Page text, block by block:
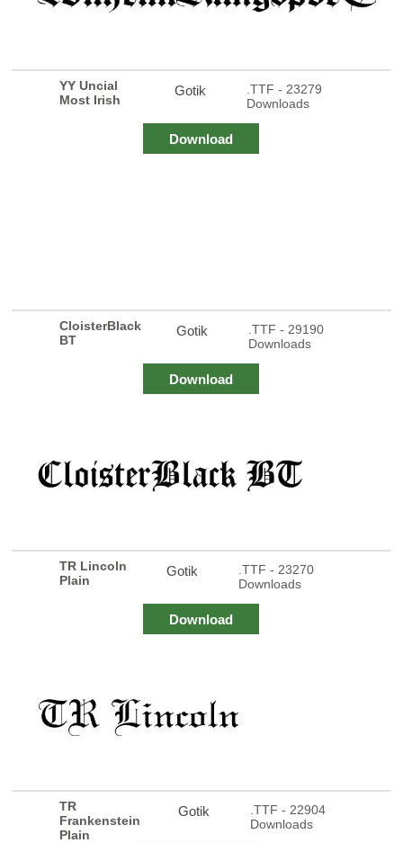
YY Uncial
Most Irish
Gotik
.TTF - 23279
Downloads
Download
CloisterBlack
BT
Gotik
.TTF - 29190
Downloads
Download
TR Lincoln
Plain
Gotik
.TTF - 23270
Downloads
Download
TR
Frankenstein
Plain
Gotik
.TTF - 22904
Downloads